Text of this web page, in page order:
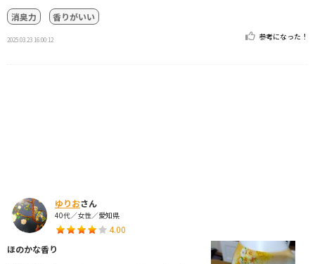
消臭力
香りがいい
2025.03.23 16:00:12 参考になった！
ゆりおさん
40代／女性／愛知県
4.00
ほのかな香り